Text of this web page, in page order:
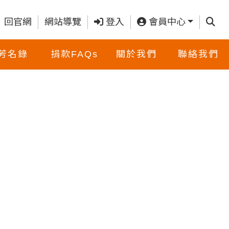
回官網 網站導覽 登入 會員中心 查詢
名錄 捐款FAQs 關於我們 聯絡我們